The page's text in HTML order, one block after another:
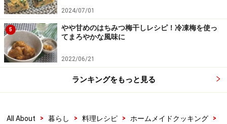
2024/07/01
5
やや甘めのはちみつ梅干しレシピ！冷凍梅を使っ
てまろやかな風味に
2022/06/21
ランキングをもっと見る
All About > 暮らし > 料理レシピ > ホームメイドクッキング
>